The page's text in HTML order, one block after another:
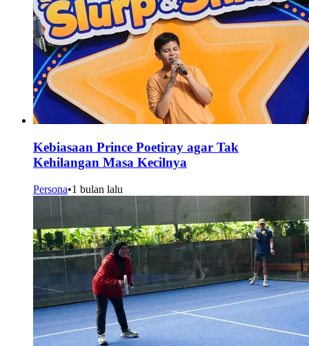
Kebiasaan Prince Poetiray agar Tak
Kehilangan Masa Kecilnya
Persona•1 bulan lalu